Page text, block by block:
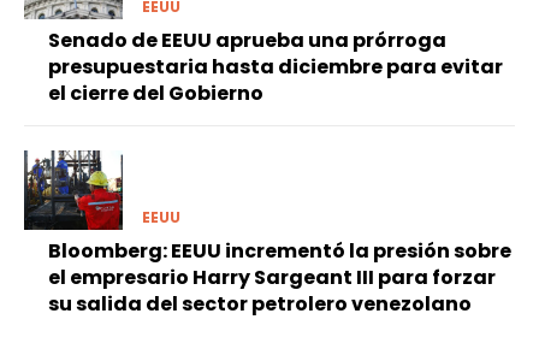
EEUU
Senado de EEUU aprueba una prórroga
presupuestaria hasta diciembre para evitar
el cierre del Gobierno
EEUU
Bloomberg: EEUU incrementó la presión sobre
el empresario Harry Sargeant III para forzar
su salida del sector petrolero venezolano